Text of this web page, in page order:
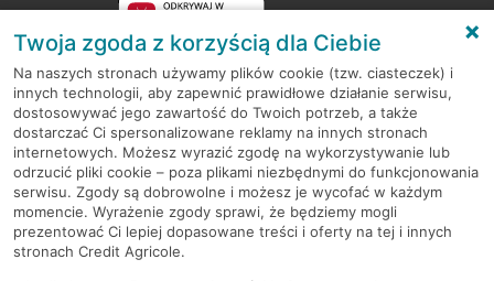
RODO
Regulamin serwisu
Mapa serwisu
PolitykaCookies
Twoja zgoda z korzyścią dla Ciebie
Na naszych stronach używamy plików cookie (tzw. ciasteczek) i
innych technologii, aby zapewnić prawidłowe działanie serwisu,
dostosowywać jego zawartość do Twoich potrzeb, a także
dostarczać Ci spersonalizowane reklamy na innych stronach
internetowych. Możesz wyrazić zgodę na wykorzystywanie lub
odrzucić pliki cookie – poza plikami niezbędnymi do funkcjonowania
serwisu. Zgody są dobrowolne i możesz je wycofać w każdym
momencie. Wyrażenie zgody sprawi, że będziemy mogli
prezentować Ci lepiej dopasowane treści i oferty na tej i innych
stronach Credit Agricole.